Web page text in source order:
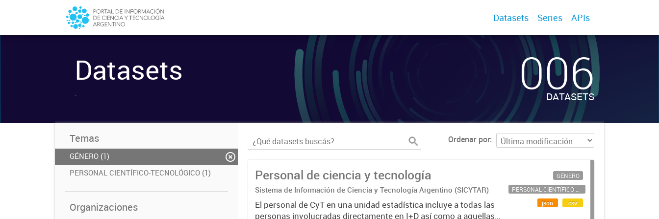
Datasets Series APIs
Datasets
- 006
DATASETS
Temas
GÉNERO (1)
PERSONAL CIENTÍFICO-TECNOLÓGICO (1)
Organizaciones
Ordenar por
Personal de ciencia y tecnología
Sistema de Información de Ciencia y Tecnología Argentino (SICYTAR)
El personal de CyT en una unidad estadística incluye a todas las
personas involucradas directamente en I+D así como a aquellas
GÉNERO
PERSONAL CIENTÍFICO-TECNOLÓGICO
json
csv